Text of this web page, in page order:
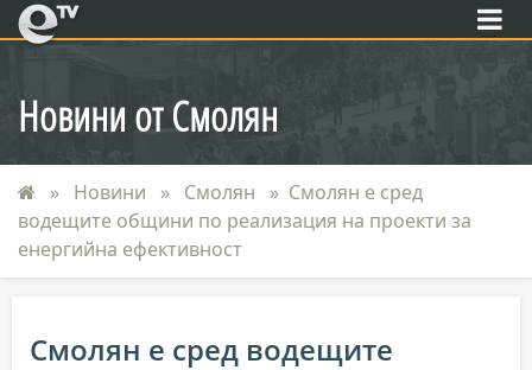
eTV
Новини от Смолян
Новини Смолян
Смолян е сред
водещите общини по реализация на проекти за
енергийна ефективност
Смолян е сред водещите